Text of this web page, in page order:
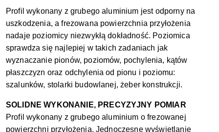
Profil wykonany z grubego aluminium jest odporny na
uszkodzenia, a frezowana powierzchnia przyłożenia
nadaje poziomicy niezwykłą dokładność. Poziomica
sprawdza się najlepiej w takich zadaniach jak
wyznaczanie pionów, poziomów, pochylenia, kątów
płaszczyzn oraz odchylenia od pionu i poziomu:
szalunków, stolarki budowlanej, żeber konstrukcji.
SOLIDNE WYKONANIE, PRECYZYJNY POMIAR
Profil wykonany z grubego aluminium o frezowanej
powierzchni przyłożenia. Jednoczesne wyświetlanie